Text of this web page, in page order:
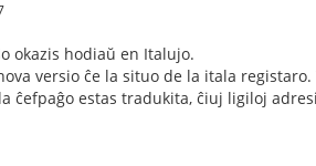
okazis hodiaŭ en Italujo.
versio ĉe la situo de la itala
ĉefpaĝo estas tradukita, ĉiuj ligiloj